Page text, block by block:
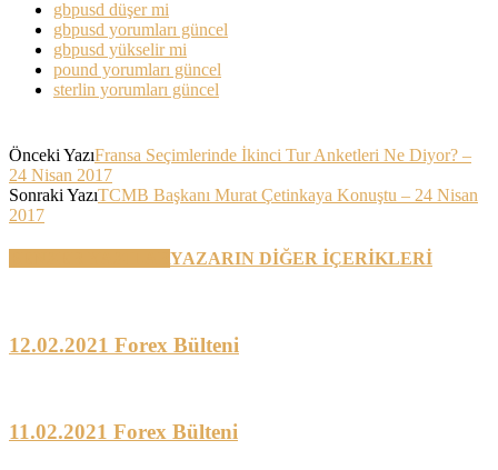
gbpusd düşer mi
gbpusd yorumları güncel
gbpusd yükselir mi
pound yorumları güncel
sterlin yorumları güncel
Önceki YazıFransa Seçimlerinde İkinci Tur Anketleri Ne Diyor? –
24 Nisan 2017
Sonraki YazıTCMB Başkanı Murat Çetinkaya Konuştu – 24 Nisan
2017
YAZARIN DİĞER İÇERİKLERİ
12.02.2021 Forex Bülteni
11.02.2021 Forex Bülteni